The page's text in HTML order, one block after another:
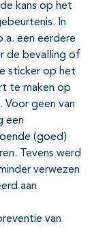
kans op het
In
een eerdere
de bevalling of
sticker op het
te maken op
Voor geen van
een
(goed)
Tevens werd
verwezen
aan
van